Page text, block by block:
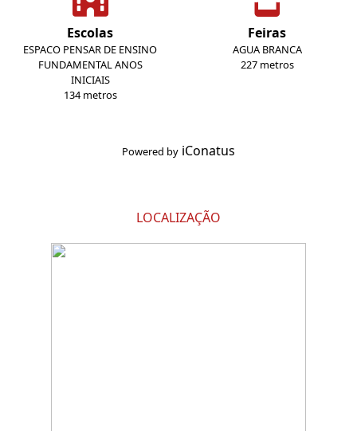
Escolas
ESPACO PENSAR DE ENSINO
FUNDAMENTAL ANOS
INICIAIS
134 metros
Feiras
AGUA BRANCA
227 metros
Powered by iConatus
LOCALIZAÇÃO